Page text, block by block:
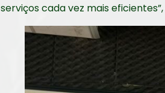
serviços cada vez mais